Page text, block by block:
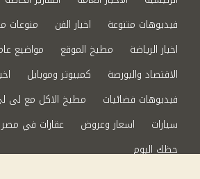
فيديوهات متنوعة
اخبار الفن
منوعات
اخبار الرياضة
مطبخ الموقع
مواضيع
الاقتصاد والبورصة
كمبيوتر وموبايل
فيديوهات فضائيات
مطبخ الاكل مع لى
سيارات
اسعار وعروض عقارات في مصر
حظك اليوم